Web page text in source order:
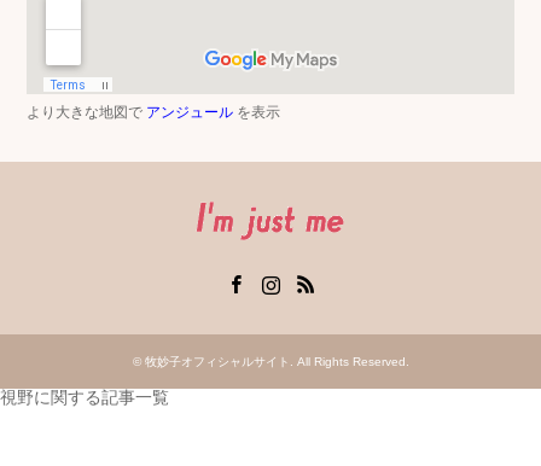
より大きな地図で アンジュール を表示
© 牧妙子オフィシャルサイト . All Rights Reserved.
視野に関する記事一覧